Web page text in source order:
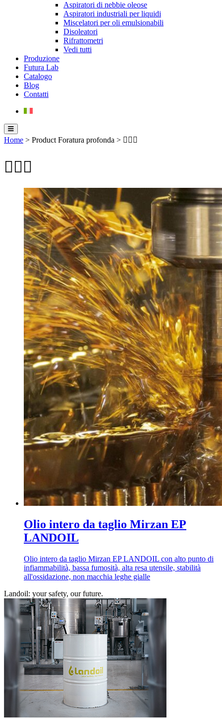
Aspiratori di nebbie oleose
Aspiratori industriali per liquidi
Miscelatori per oli emulsionabili
Disoleatori
Rifrattometri
Vedi tutti
Produzione
Futura Lab
Catalogo
Blog
Contatti
Home > Product Foratura profonda > 

Olio intero da taglio Mirzan EP
LANDOIL
Olio intero da taglio Mirzan EP LANDOIL con alto punto di
infiammabilità, bassa fumosità, alta resa utensile, stabilità
all'ossidazione, non macchia leghe gialle
Landoil: your safety, our future.